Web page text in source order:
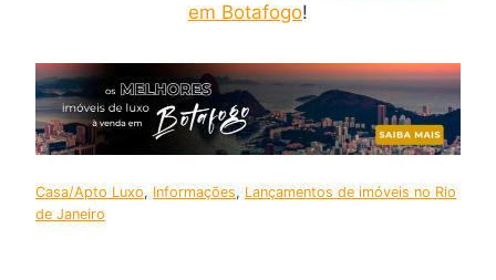
em Botafogo!
Casa/Apto Luxo, Informações, Lançamentos de imóveis no Rio
de Janeiro